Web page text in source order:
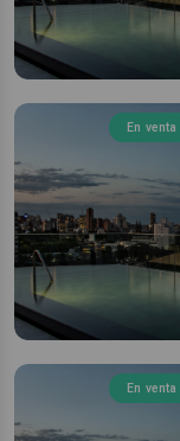
En venta
En venta